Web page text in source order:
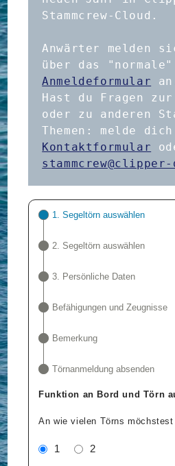
Stammcrew-Cloud.
Anwärter melden
Anmeldeformular
Hast du Fragen zur
oder zu anderen
Kontaktformular
1. Segeltörn auswählen
2. Segeltörn auswählen
3. Persönliche Daten
Befähigungen und Zeugnisse
Bemerkung
Törnanmeldung absenden
Funktion an Bord und Törn
An wie vielen Törns
1 2